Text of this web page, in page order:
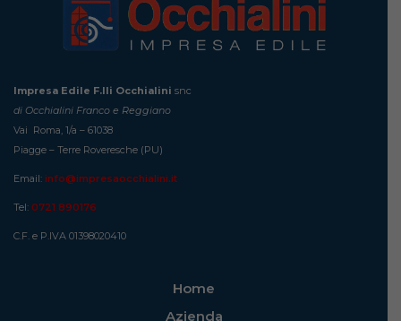
Impresa Edile F.lli Occhialini snc
di Occhialini Franco e Reggiano
Vai Roma, 1/a – 61038
Piagge – Terre Roveresche (PU)
Email: info@impresaocchialini.it
Tel: 0721 890176
C.F. e P.IVA 01398020410
Home
Azienda